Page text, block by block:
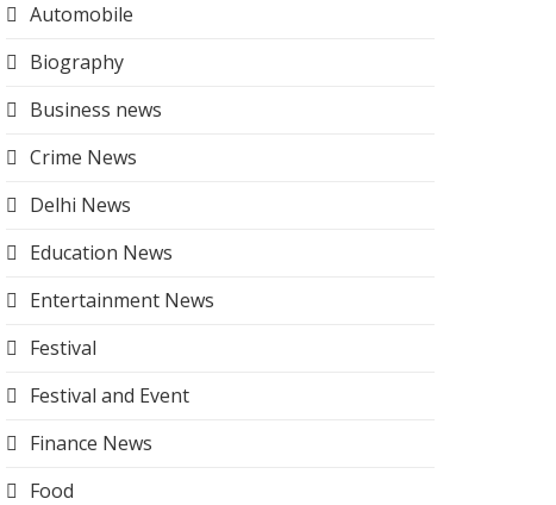
Automobile
Biography
Business news
Crime News
Delhi News
Education News
Entertainment News
Festival
Festival and Event
Finance News
Food